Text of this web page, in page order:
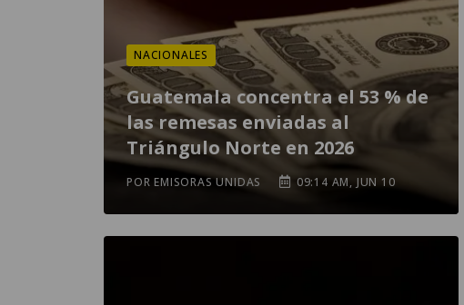
NACIONALES
Guatemala concentra el 53 % de
las remesas enviadas al
Triángulo Norte en 2026
POR EMISORAS UNIDAS 09:14 AM, JUN 10